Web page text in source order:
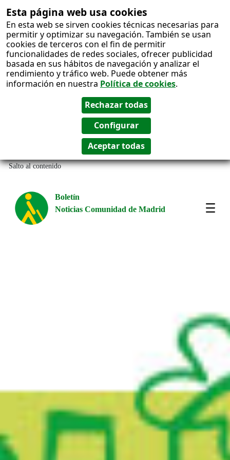
Esta página web usa cookies
En esta web se sirven cookies técnicas necesarias para
permitir y optimizar su navegación. También se usan
cookies de terceros con el fin de permitir
funcionalidades de redes sociales, ofrecer publicidad
basada en sus hábitos de navegación y analizar el
rendimiento y tráfico web. Puede obtener más
información en nuestra Política de cookies.
Salto al contenido
Boletín
Noticias Comunidad de Madrid